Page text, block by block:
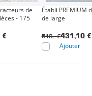
de
- 175
€
Établi PREMIUM
de large
431,10 €
519,- €
Ajouter